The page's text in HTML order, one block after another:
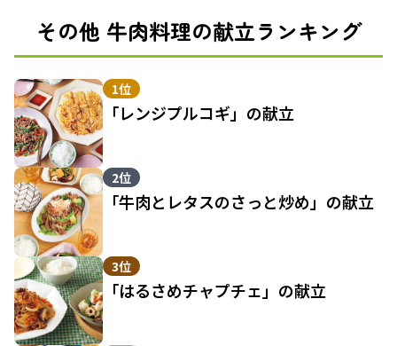
その他 牛肉料理の献立ランキング
1位
「レンジプルコギ」の献立
2位
「牛肉とレタスのさっと炒め」の献立
3位
「はるさめチャプチェ」の献立